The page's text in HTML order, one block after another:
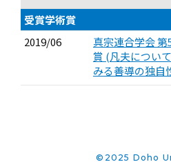
受賞学術賞
2019/06
真宗連合学会
賞 (凡夫につい
みる善導の独自
©2025 Doho